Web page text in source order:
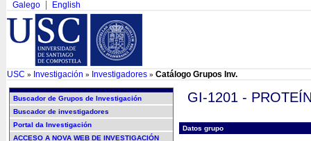
Galego English
USC » Investigación » Investigadores » Catálogo Grupos Inv.
Buscador de Grupos de Investigación
Buscador de investigadores
Portal da Investigación
ACCESO A NOVA WEB DE INVESTIGACIÓN
GI-1201 -
Datos grupo